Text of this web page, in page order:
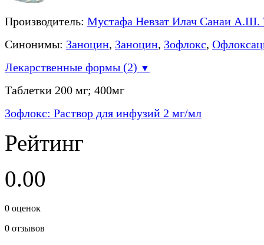
Производитель: Мустафа Невзат Илач Санаи А.Ш.
Синонимы: Заноцин, Заноцин, Зофлокс,
Лекарственные формы (2) ▼
Таблетки 200 мг; 400мг
Зофлокс: Раствор для инфузий 2 мг/мл
Рейтинг
0.00
0 оценок
0 отзывов